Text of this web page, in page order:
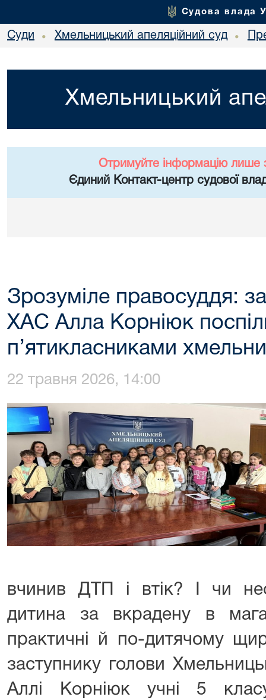
Судова влада
Суди • Хмельницький апеляційний суд •
Хмельницький
Отримуйте інформацію лише
Єдиний Контакт-центр судової
Зрозуміле правосуддя:
ХАС Алла Корніюк
п’ятикласниками
22 травня 2026, 14:00
вчинив ДТП і втік? І чи
дитина за вкрадену в
практичні й по-дитячому
заступнику голови
Аллі Корніюк учні 5